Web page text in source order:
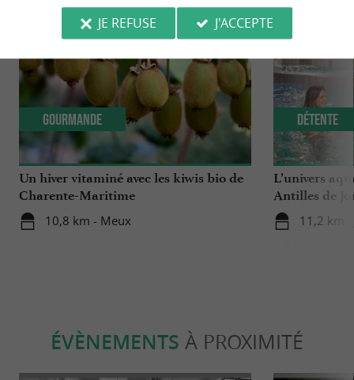
Un hiver vitaminé avec les kiwis bio de
Charente-Maritime
10,8 km - Meux
Gourmande
L’univers
Antilles de
11,2 km -
Détente
ÉVÈNEMENTS À PROXIMITÉ
JE REFUSE
J'ACCEPTE